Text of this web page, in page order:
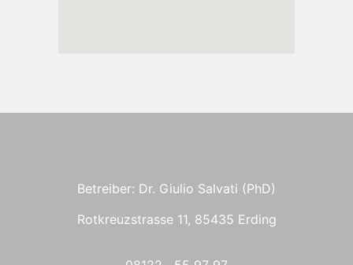
Betreiber: Dr. Giulio Salvati (PhD)
Rotkreuzstrasse 11, 85435 Erding